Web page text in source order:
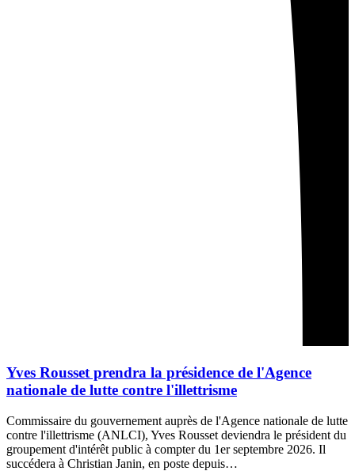
Yves Rousset prendra la présidence de l'Agence
nationale de lutte contre l'illettrisme
Commissaire du gouvernement auprès de l'Agence nationale de lutte
contre l'illettrisme (ANLCI), Yves Rousset deviendra le président du
groupement d'intérêt public à compter du 1er septembre 2026. Il
succédera à Christian Janin, en poste depuis…